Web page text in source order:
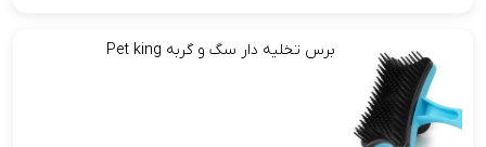
برس تخلیه دار سگ و گربه Pet king